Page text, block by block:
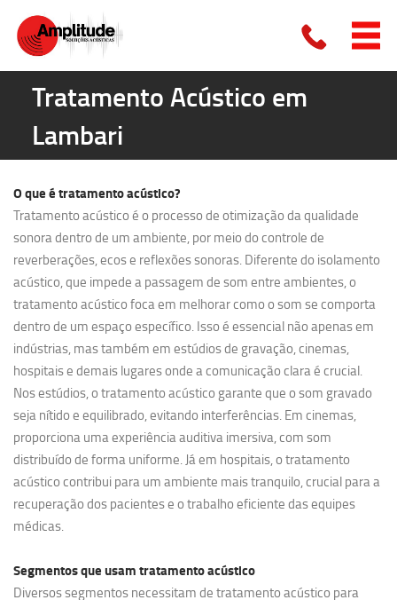
Tratamento Acústico em
Lambari
O que étratamento acústico?
Tratamento acústico é o processo de otimização da qualidade
sonora dentro de um ambiente, por meio do controle de
reverberações, ecos e reflexões sonoras. Diferente do isolamento
acústico, que impede a passagem de som entre ambientes, o
tratamento acústico foca em melhorar como o som se comporta
dentro de um espaço específico. Isso é essencial não apenas em
indústrias, mas também em estúdios de gravação, cinemas,
hospitais e demais lugares onde a comunicação clara é crucial.
Nos estúdios, o tratamento acústico garante que o som gravado
seja nítido e equilibrado, evitando interferências. Em cinemas,
proporciona uma experiência auditiva imersiva, com som
distribuído de forma uniforme. Já em hospitais, o tratamento
acústico contribui para um ambiente mais tranquilo, crucial para a
recuperação dos pacientes e o trabalho eficiente das equipes
médicas.
Segmentos que usamtratamento acústico
Diversos segmentos necessitam de tratamento acústico para